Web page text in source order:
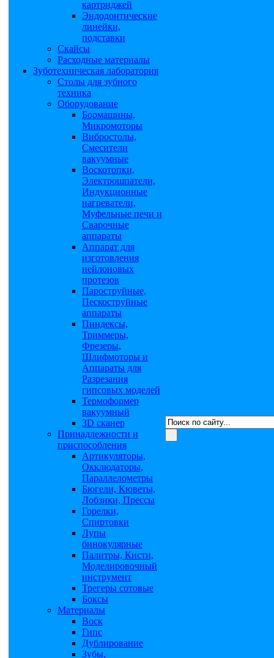
картриджей
Эндодонтические
линейки,
подставки
Скайсы
Расходные материалы
Зуботехническая лаборатория
Столы для зубного
техника
Оборудование
Бормашины,
Микромоторы
Вибростолы,
Смесители
вакуумные
Воскотопки,
Электрошпатели,
Индукционные
нагреватели,
Муфельные печи и
Сварочные
аппараты
Аппарат для
изготовления
нейлоновых
протезов
Пароструйные,
Пескоструйные
аппараты
Пиндексы,
Триммеры,
Фрезеры,
Шлифмоторы и
Аппараты для
Разрезания
гипсовых моделей
Термоформер
вакуумный
3D сканер
Принадлежности и
приспособления
Артикуляторы,
Окклюдаторы,
Параллелометры
Бюгели, Кюветы,
Лобзики, Прессы
Горелки,
Спиртовки
Лупы
бинокулярные
Палитры, Кисти,
Моделировочный
инструмент
Трегеры сотовые
Боксы
Материалы
Воск
Гипс
Дублирование
Зубы,